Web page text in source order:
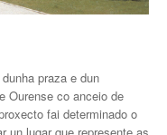
praza e dun
Ourense co anceio de
fai determinado o